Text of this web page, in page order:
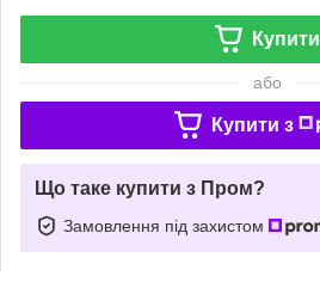
Купити
або
Купити з
Що таке купити з Пром?
Замовлення під захистом